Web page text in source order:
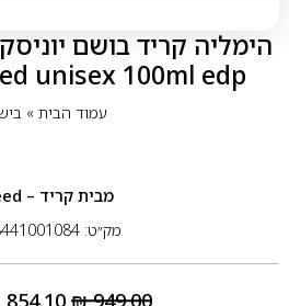
unisex 100ml edp
עמוד הבית»
מבית קריד – Creed
מק״ט: 3508441001084
₪949.00
854.10